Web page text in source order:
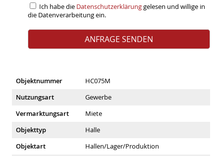
Ich habe die Datenschutzerklärunggelesen und willige in
die Datenverarbeitung ein.
Objektnummer
HC075M
Nutzungsart
Gewerbe
Vermarktungsart
Miete
Objekttyp
Halle
Objektart
Hallen/Lager/Produktion